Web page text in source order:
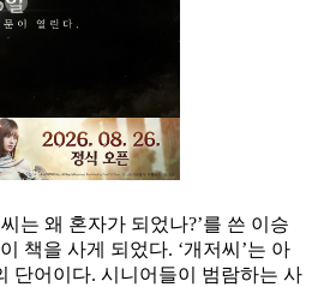
는 왜 혼자가 되었나?’를 쓴 이승
책을 사게 되었다. ‘개저씨’는 아
단어이다. 시니어들이 범람하는 사